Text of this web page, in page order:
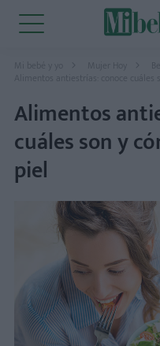
Mi bebé y yo Mujer Hoy
Alimentos antiestrías: conoce cuáles
Alimentos
cuáles son y
piel